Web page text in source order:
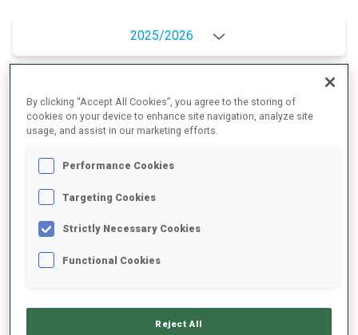
2025/2026
MOYENNE DE PERFORMANCE
RETARD SUR LE MEILLEUR CHRONO SKI
Données non disponibles
TIR DEBOUT
By clicking “Accept All Cookies”, you agree to the storing of
cookies on your device to enhance site navigation, analyze site
usage, and assist in our marketing efforts.
Performance Cookies
Targeting Cookies
Strictly Necessary Cookies
Functional Cookies
Reject All